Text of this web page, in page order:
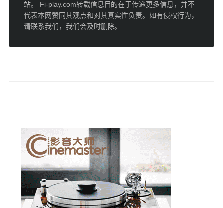
站。 Fi-play.com转载信息目的在于传递更多信息，并不
代表本网赞同其观点和对其真实性负责。如有侵权行为，
请联系我们，我们会及时删除。